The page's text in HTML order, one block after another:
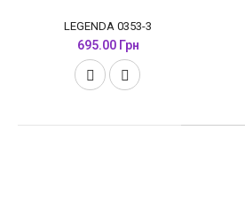
LEGENDA 0353-3
695.00 Грн